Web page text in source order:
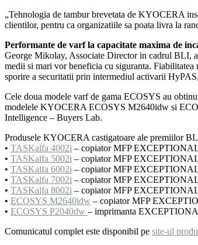
„Tehnologia de tambur brevetata de KYOCERA
clientilor, pentru ca organizatiile sa poata livra la
Performante de varf la capacitate maxima de
George Mikolay, Associate Director in cadrul BLI,
medii si mari vor beneficia cu siguranta.
sporire a securitatii prin intermediul activarii
Cele doua modele varf de gama ECOSYS au
modelele KYOCERA ECOSYS M2640idw si
Intelligence – Buyers Lab.
Produsele KYOCERA castigatoare ale premiilor
• TASKalfa 4002i – copiator MFP
• TASKalfa 5002i – copiator MFP
• TASKalfa 6002i – copiator MFP
• TASKalfa 7002i – copiator MFP
• TASKalfa 8002i – copiator MFP
• ECOSYS M2640idw – copiator MFP
• ECOSYS P2040dw – imprimanta
Comunicatul complet este disponibil pe site-ul